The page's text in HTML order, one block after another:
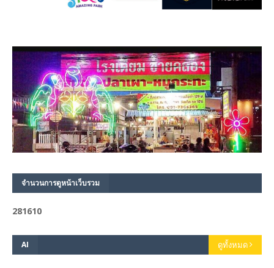
จำนวนการดูหน้าเว็บรวม
281610
AI ดูทั้งหมด